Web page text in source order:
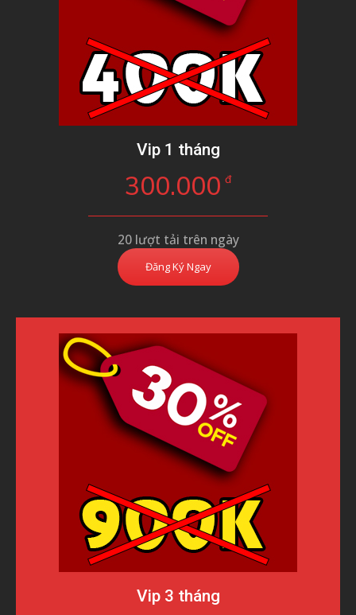
Vip 1 tháng
300.000 đ
20 lượt tải trên ngày
Đăng Ký Ngay
Vip 3 tháng